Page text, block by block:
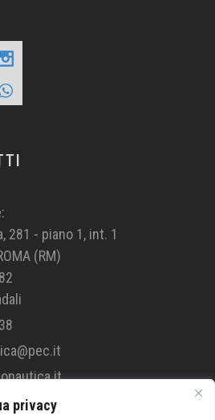
privacy
281 - piano 1, int. 1
(RM)